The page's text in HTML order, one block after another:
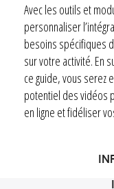
Avec les outils et
personnaliser
besoins spécifiques
sur votre activité. En
ce guide, vous serez
potentiel des vidéos
en ligne et fidéliser